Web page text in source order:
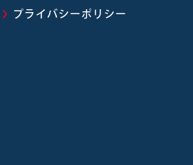
プライバシーポリシー